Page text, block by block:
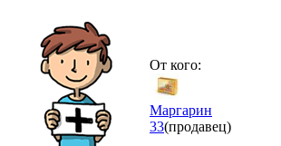
От кого:
Мaргарин
33(продавец)